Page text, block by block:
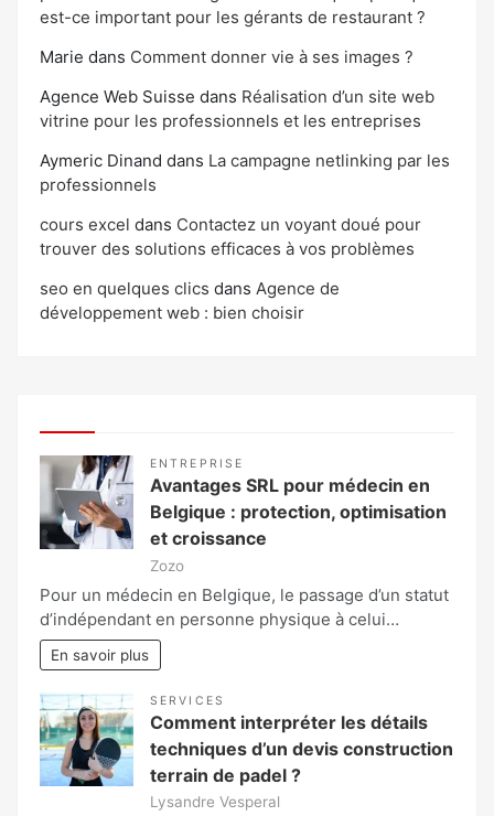
est-ce important pour les gérants de restaurant ?
Marie dans Comment donner vie à ses images ?
Agence Web Suisse dans Réalisation d’un site web
vitrine pour les professionnels et les entreprises
Aymeric Dinand dans La campagne netlinking par les
professionnels
cours excel dans Contactez un voyant doué pour
trouver des solutions efficaces à vos problèmes
seo en quelques clics dans Agence de
développement web : bien choisir
ENTREPRISE
Avantages SRL pour médecin en
Belgique : protection, optimisation
et croissance
Zozo
Pour un médecin en Belgique, le passage d’un statut
d’indépendant en personne physique à celui…
En savoir plus
SERVICES
Comment interpréter les détails
techniques d’un devis construction
terrain de padel ?
Lysandre Vesperal